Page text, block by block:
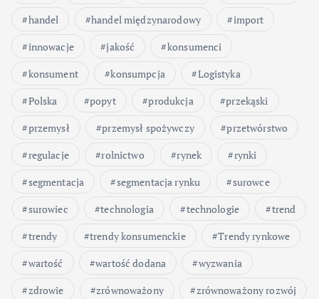
handel
handel międzynarodowy
import
innowacje
jakość
konsumenci
konsument
konsumpcja
Logistyka
Polska
popyt produkcja
przekąski
przemysł
przemysł spożywczy
przetwórstwo
regulacje
rolnictwo rynek
rynki
segmentacja
segmentacja rynku
surowce
surowiec
technologia technologie
trend
trendy
trendy konsumenckie
Trendy rynkowe
wartość
wartość dodana
wyzwania
zdrowie
zrównoważony
zrównoważony rozwój